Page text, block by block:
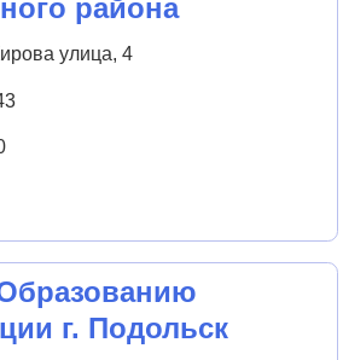
района
улица, 4
г. Подольск